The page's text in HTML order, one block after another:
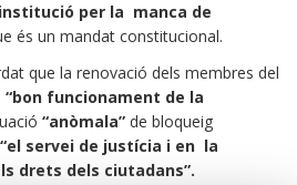
per la manca de
és un mandat constitucional.
que la renovació dels membres del
“bon funcionament de la
“anòmala” de bloqueig
“el servei de justícia i en la
drets dels ciutadans”.